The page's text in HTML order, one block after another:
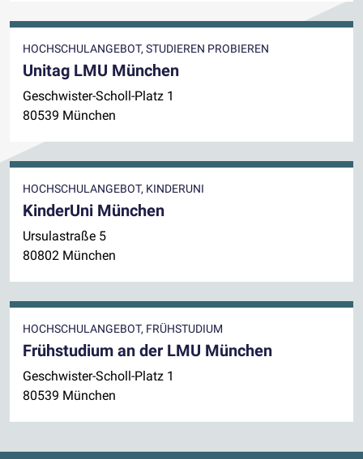
HOCHSCHULANGEBOT, STUDIEREN PROBIEREN
Unitag LMU München
Geschwister-Scholl-Platz 1
80539 München
HOCHSCHULANGEBOT, KINDERUNI
KinderUni München
Ursulastraße 5
80802 München
HOCHSCHULANGEBOT, FRÜHSTUDIUM
Frühstudium an der LMU München
Geschwister-Scholl-Platz 1
80539 München